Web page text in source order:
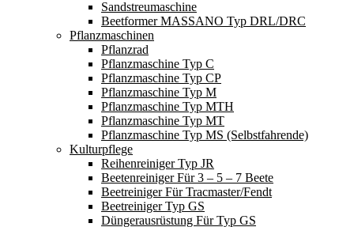
Sandstreumaschine
Beetformer MASSANO Typ DRL/DRC
Pflanzmaschinen
Pflanzrad
Pflanzmaschine Typ C
Pflanzmaschine Typ CP
Pflanzmaschine Typ M
Pflanzmaschine Typ MTH
Pflanzmaschine Typ MT
Pflanzmaschine Typ MS (Selbstfahrende)
Kulturpflege
Reihenreiniger Typ JR
Beetenreiniger Für 3 – 5 – 7 Beete
Beetreiniger Für Tracmaster/Fendt
Beetreiniger Typ GS
Düngerausrüstung Für Typ GS